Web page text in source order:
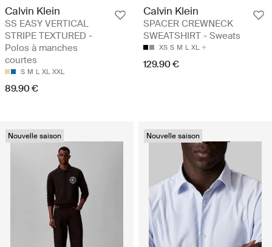
Calvin Klein
SS EASY VERTICAL
STRIPE TEXTURED -
Polos à manches
courtes
S M L XL XXL
89.90 €
Calvin Klein
SPACER CREWNECK
SWEATSHIRT - Sweats
XS S M L XL
129.90 €
Nouvelle saison Nouvelle saison